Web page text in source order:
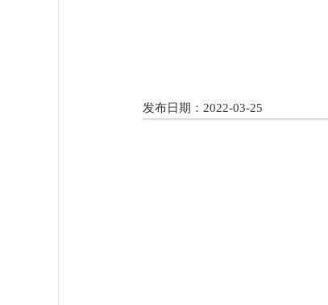
发布日期：2022-03-25